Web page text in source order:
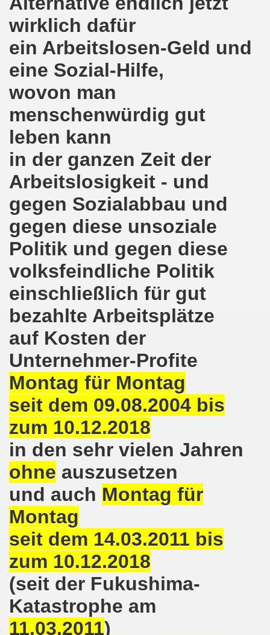
wirklich dafür
ein Arbeitslosen-Geld und
eine Sozial-Hilfe,
wovon man
menschenwürdig gut
leben kann
in der ganzen Zeit der
Arbeitslosigkeit - und
gegen Sozialabbau und
gegen diese unsoziale
Politik und gegen diese
volksfeindliche Politik
einschließlich für gut
bezahlte Arbeitsplätze
auf Kosten der
Unternehmer-Profite
Montag für Montag
seit dem 09.08.2004 bis
zum 10.12.2018
in den sehr vielen Jahren
ohne auszusetzen
und auch Montag für
Montag
seit dem 14.03.2011 bis
zum 10.12.2018
(seit der Fukushima-
Katastrophe am
11.03.2011)
Bewegung am 29.03.2021 steht konsequent
sendet kämpferische Grüße am 08.03.2021 zum
Bewegung am 08.03.2021 im Zeichen des
Montagsdemo-Bewegung am 08. März
bei Eiseskälte gegen die katastrophale Flüchtlings-
Montagsdemo-Bewegung am 15. Februar 2021
Montagsdemo-Bewegung am 11. Januar 2021
Bewegung am 23.11.2020 zum heißen Eisen Corona
Bewegung am 02.11.2020 - auf der Straße gegen das
am 10.10.2020 in Düsseldorf
Montagsdemo-Bewegung am 02. November 2020
auf die Bevölkerung! Beschäftigte und Arbeitslose
ruft auf: Kommt mit am 10.10.2020 gemeinsam
Brennpunkte am 14.09.2020: Wahlauswertung - Lage
Bewegung am 14.09.2020 mit breiter Themenpalette
ich (Thomas Kistermann) zur Kommunalwahl für das
und dadurch wurde bis zum heutigen Zeitpunkt im
16 Jahre Gelsenkirchener Montagsdemo-
Bewegung - Jubiläum am 10.08.2020
im Kampf um Arbeitsplätze und auch im Kampf
Bewegung reiht sich ein am 08.06.2020 in weltweite
und die einzigartige Show-Einlage von dir aus dem
Bewegung am 08.06.2020 im Zeichen der Solidarität
am 25.05.2020: Jetzt erst RECHT die
am 25.05.2020 - Corona-Gerecht und